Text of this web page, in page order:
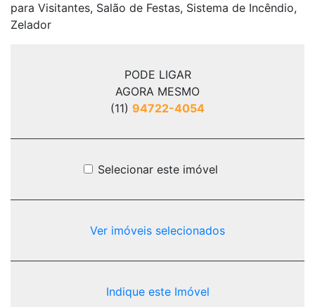
PODE LIGAR
AGORA MESMO
(11) 94722-4054
Selecionar este imóvel
Ver imóveis selecionados
Indique este Imóvel
para Visitantes, Salão de Festas, Sistema de Incêndio,
Zelador